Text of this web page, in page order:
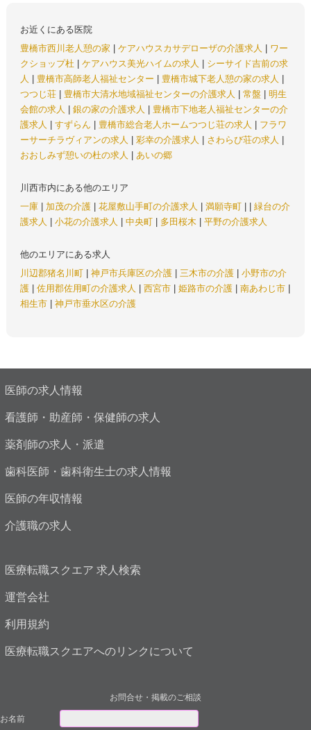
お近くにある医院
豊橋市西川老人憩の家
ケアハウスカサデローザの介護求人
ワー
クショップ杜
ケアハウス美光ハイムの求人
シーサイド吉前の求
人
豊橋市高師老人福祉センター 豊橋市城下老人憩の家の求人
つつじ荘
豊橋市大清水地域福祉センターの介護求人 常盤
明生
会館の求人
銀の家の介護求人
豊橋市下地老人福祉センターの介
護求人
すずらん 豊橋市総合老人ホームつつじ荘の求人
フラワ
ーサーチラヴィアンの求人
彩幸の介護求人 さわらび荘の求人
おおしみず憩いの杜の求人
あいの郷
川西市内にある他のエリア
一庫
加茂の介護 花屋敷山手町の介護求人 満願寺町
緑台の介
護求人
小花の介護求人 中央町 多田桜木 平野の介護求人
他のエリアにある求人
川辺郡猪名川町
神戸市兵庫区の介護 三木市の介護
小野市の介
護
佐用郡佐用町の介護求人 西宮市 姫路市の介護 南あわじ市
相生市
神戸市垂水区の介護
医師の求人情報
看護師・助産師・保健師の求人
薬剤師の求人・派遣
歯科医師・歯科衛生士の求人情報
医師の年収情報
介護職の求人
医療転職スクエア 求人検索
運営会社
利用規約
医療転職スクエアへのリンクについて
お問合せ・掲載のご相談
お名前